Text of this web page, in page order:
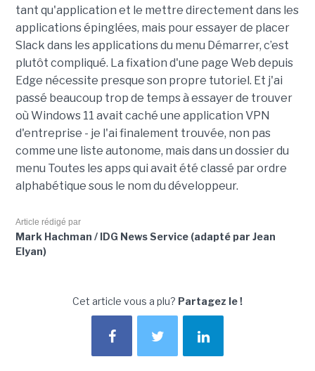
tant qu'application et le mettre directement dans les
applications épinglées, mais pour essayer de placer
Slack dans les applications du menu Démarrer, c’est
plutôt compliqué. La fixation d'une page Web depuis
Edge nécessite presque son propre tutoriel. Et j'ai
passé beaucoup trop de temps à essayer de trouver
où Windows 11 avait caché une application VPN
d'entreprise - je l'ai finalement trouvée, non pas
comme une liste autonome, mais dans un dossier du
menu Toutes les apps qui avait été classé par ordre
alphabétique sous le nom du développeur.
Article rédigé par
Mark Hachman / IDG News Service (adapté par Jean
Elyan)
Cet article vous a plu? Partagez le !